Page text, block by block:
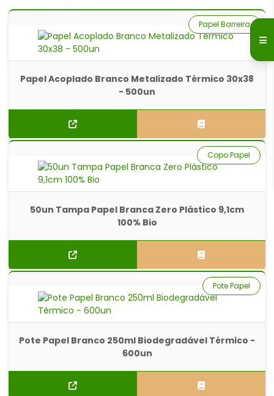
Papel Acoplado Branco Metalizado Térmico 30x38
- 500un
Papel Barreira
50un Tampa Papel Branca Zero Plástico 9,1cm
100% Bio
Copo Papel
Pote Papel Branco 250ml Biodegradável Térmico -
600un
Pote Papel